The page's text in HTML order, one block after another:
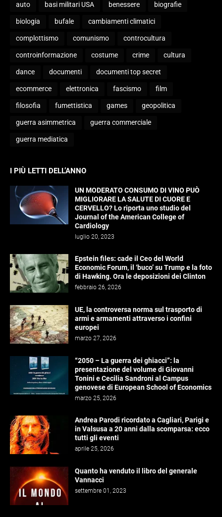
auto basi militari USA benessere biografie
biologia bufale cambiamenti climatici
complottismo comunismo controcultura
controinformazione costume crime cultura
dance documenti documenti top secret
ecommerce elettronica fascismo film
filosofia fumettistica games geopolitica
guerra asimmetrica guerra commerciale
guerra mediatica
I PIÙ LETTI DELL’ANNO
UN MODERATO CONSUMO DI VINO PUÒ
MIGLIORARE LA SALUTE DI CUORE E
CERVELLO? Lo riporta uno studio del
Journal of the American College of
Cardiology
luglio 20, 2023
Epstein files: cade il Ceo del World
Economic Forum, il ‘buco’ su Trump e la foto
di Hawking. Ora le deposizioni dei Clinton
febbraio 26, 2026
UE, la controversa norma sul trasporto di
armi e armamenti attraverso i confini
europei
marzo 27, 2026
“2050 – La guerra dei ghiacci”: la
presentazione del volume di Giovanni
Tonini e Cecilia Sandroni al Campus
genovese di European School of Economics
marzo 25, 2026
Andrea Parodi ricordato a Cagliari, Parigi e
in Valsusa a 20 anni dalla scomparsa: ecco
tutti gli eventi
aprile 25, 2026
Quanto ha venduto il libro del generale
Vannacci
settembre 01, 2023